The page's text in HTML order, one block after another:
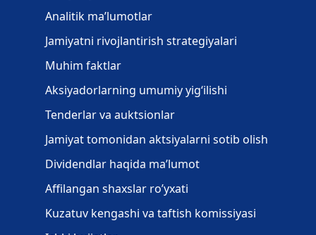
Analitik ma’lumotlar
Jamiyatni rivojlantirish strategiyalari
Muhim faktlar
Aksiyadorlarning umumiy yig‘ilishi
Tenderlar va auktsionlar
Jamiyat tomonidan aktsiyalarni sotib olish
Dividendlar haqida ma’lumot
Affilangan shaxslar ro’yxati
Kuzatuv kengashi va taftish komissiyasi